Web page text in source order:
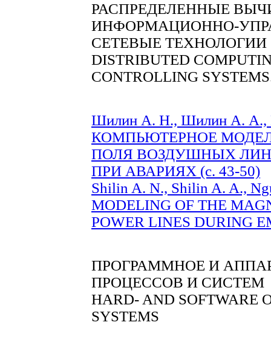
РАСПРЕДЕЛЕННЫЕ
ИНФОРМАЦИОННО-
СЕТЕВЫЕ ТЕХНОЛОГИИ
DISTRIBUTED
CONTROLLING
Шилин А. Н., Шилин А. А.,
КОМПЬЮТЕРНОЕ
ПОЛЯ ВОЗДУШНЫХ
ПРИ АВАРИЯХ (с. 43-50)
Shilin A. N., Shilin A. A.,
MODELING OF THE
POWER LINES DURING
ПРОГРАММНОЕ И
ПРОЦЕССОВ И СИСТЕМ
HARD- AND SOFTWARE
SYSTEMS